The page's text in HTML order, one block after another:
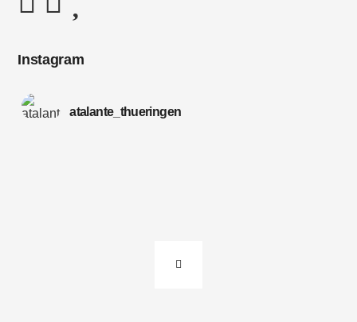
Instagram
atalante_thueringen